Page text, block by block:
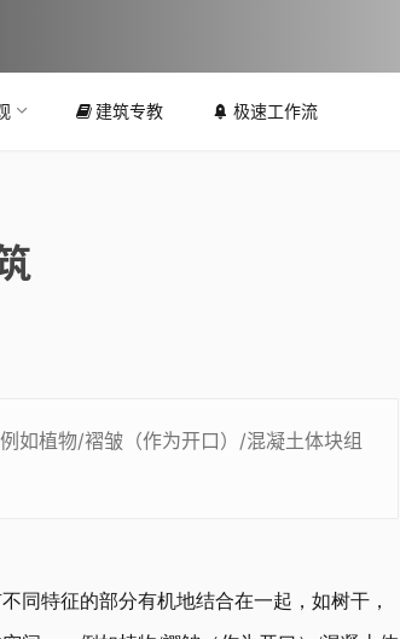
建筑专教 极速工作流
如植物/褶皱（作为开口）/混凝土体块组
同特征的部分有机地结合在一起，如树干，